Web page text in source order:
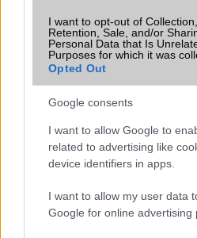
I want to opt-out of
Retention, Sale, and/or
Personal Data that Is
Purposes for which it was
Opted Out
Google consents
I want to allow Google to
related to advertising like
device identifiers in apps.
I want to allow my user data
Google for online advertising
Hivatalos: ezért hevültek túl a
Feleannyiba kerül az új Note 7
További hírek
LEGOLVASOTTABBAK